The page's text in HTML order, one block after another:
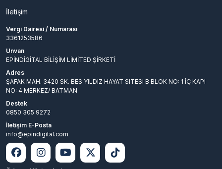
İletişim
Vergi Dairesi / Numarası
3361253586
Unvan
EPİNDİGİTAL BİLİŞİM LİMİTED ŞİRKETİ
Adres
ŞAFAK MAH. 3420 SK. BES YILDIZ HAYAT SITESI B BLOK NO: 1 İÇ KAPI
NO: 4 MERKEZ/ BATMAN
Destek
0850 305 9272
İletişim E-Posta
info@epindigital.com